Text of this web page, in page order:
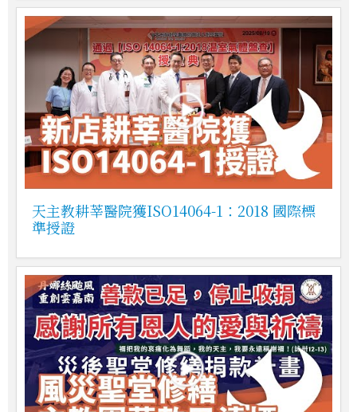
天主教耕莘醫院獲ISO14064-1：2018 國際標
準授證